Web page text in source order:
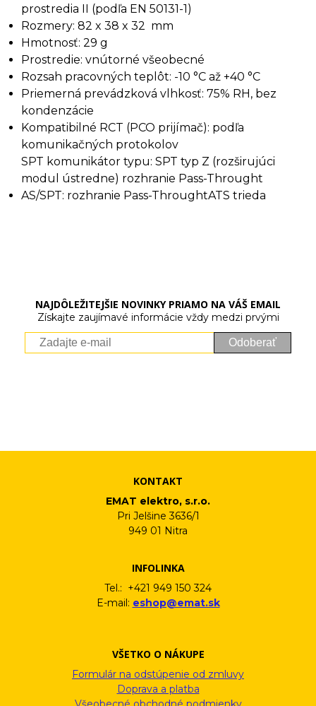
prostredia II (podľa EN 50131-1)
Rozmery: 82 x 38 x 32 mm
Hmotnosť: 29 g
Prostredie: vnútorné všeobecné
Rozsah pracovných teplôt: -10 °C až +40 °C
Priemerná prevádzková vlhkosť: 75% RH, bez
kondenzácie
Kompatibilné RCT (PCO prijímač): podľa
komunikačných protokolov
SPT komunikátor typu: SPT typ Z (rozširujúci
modul ústredne) rozhranie Pass-Throught
AS/SPT: rozhranie Pass-ThroughtATS trieda
NAJDÔLEŽITEJŠIE NOVINKY PRIAMO NA VÁŠ EMAIL
Získajte zaujímavé informácie vždy medzi prvými
Odoberať
KONTAKT
EMAT elektro, s.r.o.
Pri Jelšine 3636/1
949 01 Nitra
INFOLINKA
Tel.: +421 949 150 324
E-mail: eshop@emat.sk
VŠETKO O NÁKUPE
Formulár na odstúpenie od zmluvy
Doprava a platba